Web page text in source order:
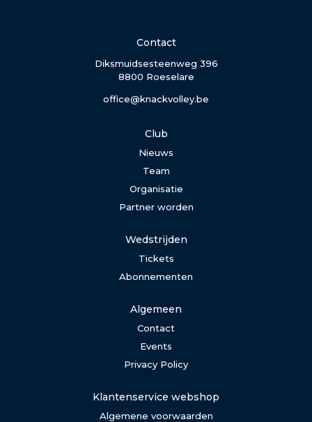
Contact
Diksmuidsesteenweg 396
8800 Roeselare
office@knackvolley.be
Club
Nieuws
Team
Organisatie
Partner worden
Wedstrijden
Tickets
Abonnementen
Algemeen
Contact
Events
Privacy Policy
Klantenservice webshop
Algemene voorwaarden